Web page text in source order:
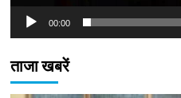
00:00
ताजा खबरें